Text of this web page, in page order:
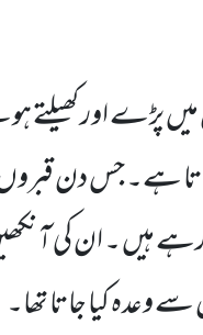
میں پڑے اور
ہے۔ جس دن
ہیں ۔ ان کی
وعدہ کیا جاتا تھا۔